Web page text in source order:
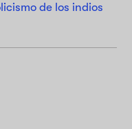
de los indios